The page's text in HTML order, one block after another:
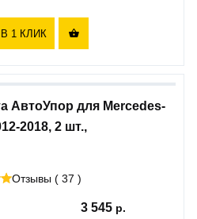
1 КЛИК 
АвтоУпор для Mercedes-
2018, 2 шт.,
Отзывы ( 37 )
3 545